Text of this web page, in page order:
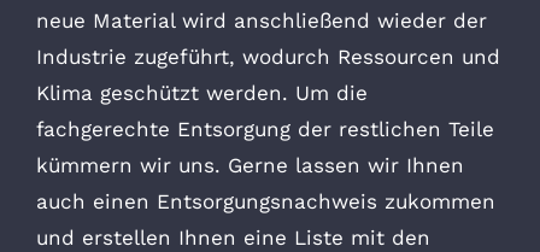
neue Material wird anschließend wieder der
Industrie zugeführt, wodurch Ressourcen und
Klima geschützt werden. Um die
fachgerechte Entsorgung der restlichen Teile
kümmern wir uns. Gerne lassen wir Ihnen
auch einen Entsorgungsnachweis zukommen
und erstellen Ihnen eine Liste mit den